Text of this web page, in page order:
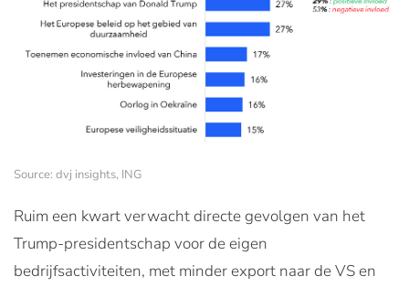
Source: dvj insights, ING
Ruim een kwart verwacht directe gevolgen van het
Trump-presidentschap voor de eigen
bedrijfsactiviteiten, met minder export naar de VS en